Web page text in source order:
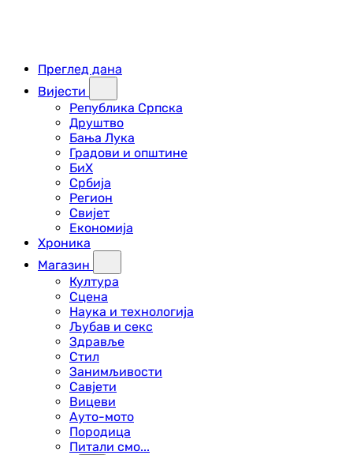
Преглед дана
Вијести
Република Српска
Друштво
Бања Лука
Градови и општине
БиХ
Србија
Регион
Свијет
Економија
Хроника
Магазин
Култура
Сцена
Наука и технологија
Љубав и секс
Здравље
Стил
Занимљивости
Савјети
Вицеви
Ауто-мото
Породица
Питали смо...